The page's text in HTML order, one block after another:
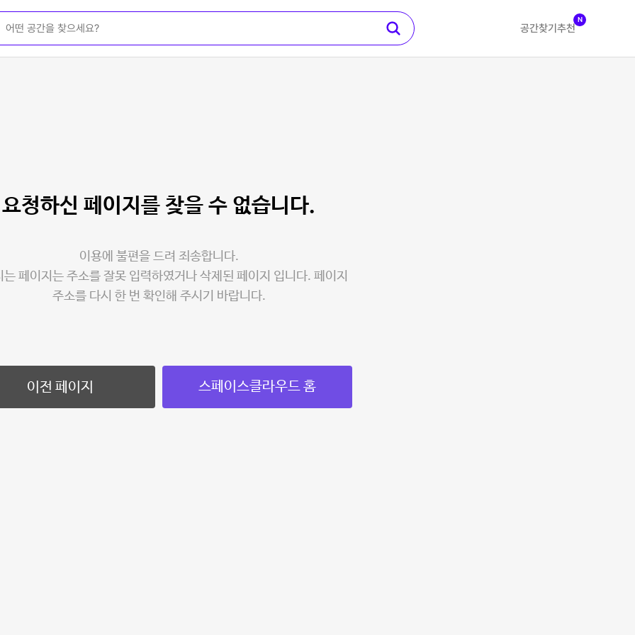
공간찾기 추천
N
요청하신 페이지를 찾을 수 없습니다.
이용에 불편을 드려 죄송합니다.
는 페이지는 주소를 잘못 입력하였거나 삭제된 페이지 입니다. 페이지
주소를 다시 한 번 확인해 주시기 바랍니다.
이전 페이지 스페이스클라우드 홈